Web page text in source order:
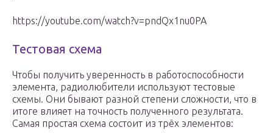
https://youtube.com/watch?v=pndQx1nu0PA
Тестовая схема
Чтобы получить уверенность в работоспособности
элемента, радиолюбители используют тестовые
схемы. Они бывают разной степени сложности, что в
итоге влияет на точность полученного результата.
Самая простая схема состоит из трёх элементов: